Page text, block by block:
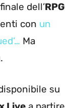
dell’RPG
con un
Ma
.
su